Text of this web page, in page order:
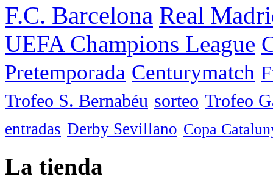
F.C. Barcelona Real
UEFA Champions League
Pretemporada Centurymatch
Trofeo S. Bernabéu sorteo Trofeo
entradas Derby Sevillano Copa
La tienda